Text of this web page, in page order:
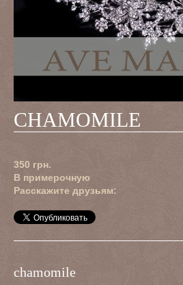
CHAMOMILE
350 грн.
В примерочную
Расскажите друзьям:
chamomile